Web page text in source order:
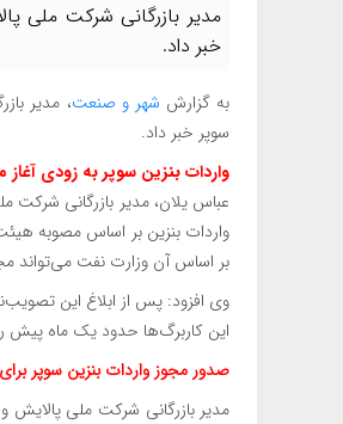
مدیر بازرگانی شرکت ملی
خبر داد.
به گزارش شهر و صنعت، مدیر
سوپر خبر داد.
واردات بنزین سوپر به زودی
عباس یلان، مدیر بازرگانی شرکت
بر اساس آن وزارت نفت می‌تواند
وی افزود: پس از ابلاغ این
این کاربرگ‌ها حدود یک ماه پیش
صدور مجوز واردات بنزین سوپر
مدیر بازرگانی شرکت ملی پالایش و